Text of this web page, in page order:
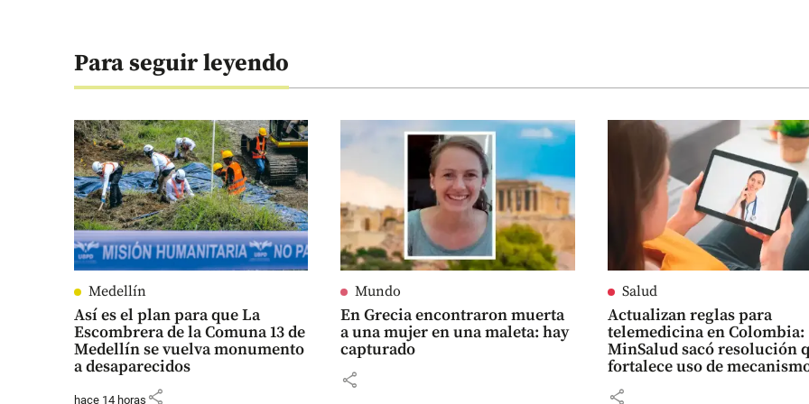
Para seguir leyendo
Medellín
Así es el plan para que La
Escombrera de la Comuna 13 de
Medellín se vuelva monumento
a desaparecidos
hace 14 horas share
Mundo
En Grecia encontraron muerta
a una mujer en una maleta: hay
capturado
share
Salud
Actualizan reglas para
telemedicina en Colombia:
MinSalud sacó resolución
fortalece uso de
digitales
share